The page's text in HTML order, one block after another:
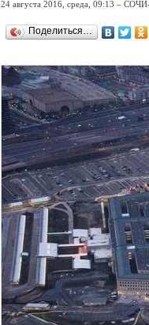
24 августа 2016, среда, 09:13 –
Поделиться…